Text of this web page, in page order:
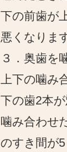
下の前歯が
悪くなりま
３．奥歯を
上下の噛み
下の歯2本が
噛み合わせ
のすき間が